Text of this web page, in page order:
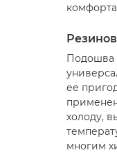
Подошва
ее
холоду,
многим